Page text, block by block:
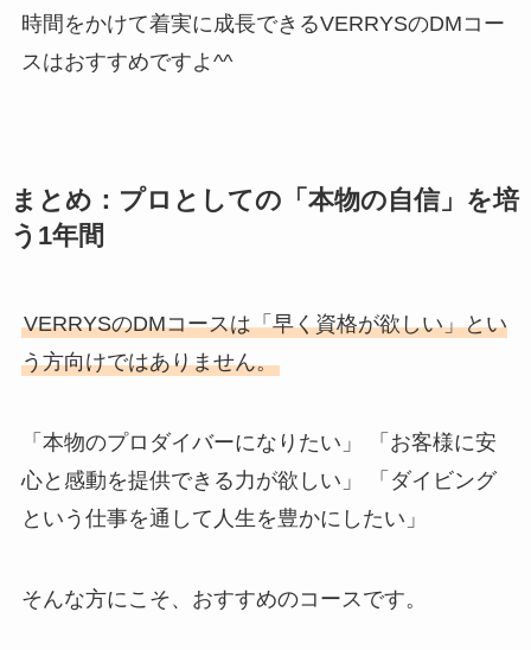
時間をかけて着実に成長できるVERRYSのDMコー
スはおすすめですよ^^
まとめ：プロとしての「本物の自信」を培
う1年間
VERRYSのDMコースは「早く資格が欲しい」とい
う方向けではありません。
「本物のプロダイバーになりたい」 「お客様に安
心と感動を提供できる力が欲しい」 「ダイビング
という仕事を通して人生を豊かにしたい」
そんな方にこそ、おすすめのコースです。